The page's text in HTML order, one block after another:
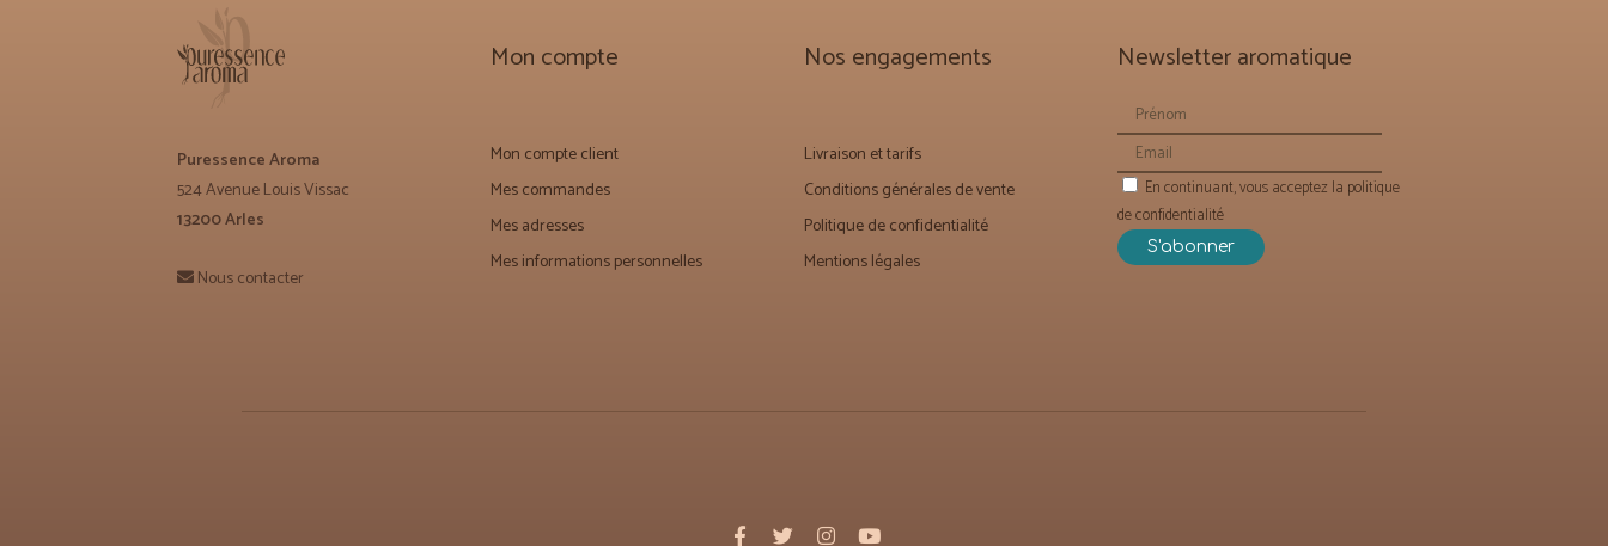
Puressence Aroma
524 Avenue Louis Vissac
13200 Arles
Nous contacter
Mon compte
Mon compte client
Mes commandes
Mes adresses
Mes informations personnelles
Nos engagements
Livraison et tarifs
Conditions générales de vente
Politique de confidentialité
Mentions légales
Newsletter aromatique
En continuant, vous acceptez la politique
de confidentialité